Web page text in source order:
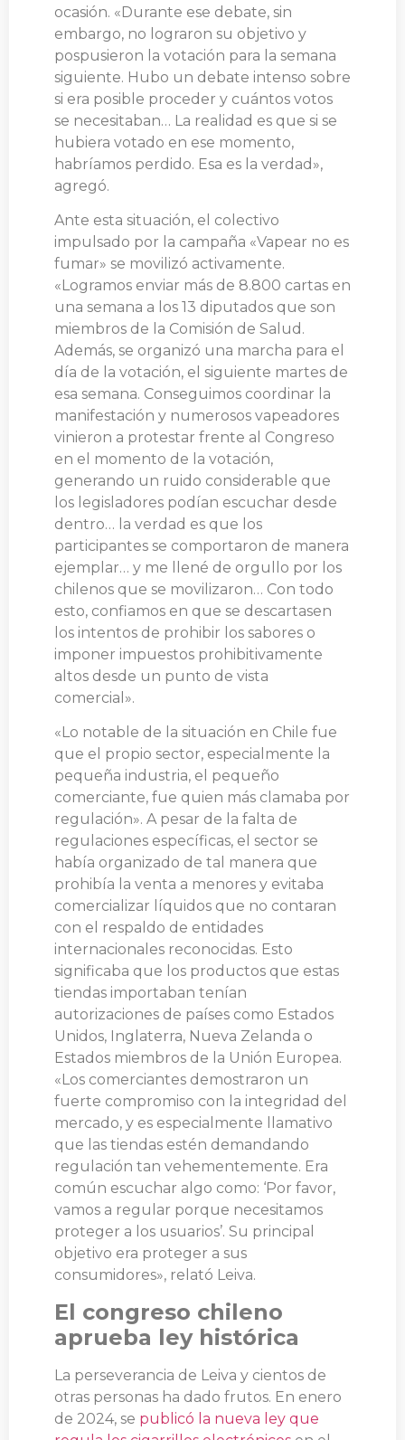
ocasión. «Durante ese debate, sin
embargo, no lograron su objetivo y
pospusieron la votación para la semana
siguiente. Hubo un debate intenso sobre
si era posible proceder y cuántos votos
se necesitaban… La realidad es que si se
hubiera votado en ese momento,
habríamos perdido. Esa es la verdad»,
agregó.
Ante esta situación, el colectivo
impulsado por la campaña «Vapear no es
fumar» se movilizó activamente.
«Logramos enviar más de 8.800 cartas en
una semana a los 13 diputados que son
miembros de la Comisión de Salud.
Además, se organizó una marcha para el
día de la votación, el siguiente martes de
esa semana. Conseguimos coordinar la
manifestación y numerosos vapeadores
vinieron a protestar frente al Congreso
en el momento de la votación,
generando un ruido considerable que
los legisladores podían escuchar desde
dentro… la verdad es que los
participantes se comportaron de manera
ejemplar… y me llené de orgullo por los
chilenos que se movilizaron… Con todo
esto, confiamos en que se descartasen
los intentos de prohibir los sabores o
imponer impuestos prohibitivamente
altos desde un punto de vista
comercial».
«Lo notable de la situación en Chile fue
que el propio sector, especialmente la
pequeña industria, el pequeño
comerciante, fue quien más clamaba por
regulación». A pesar de la falta de
regulaciones específicas, el sector se
había organizado de tal manera que
prohibía la venta a menores y evitaba
comercializar líquidos que no contaran
con el respaldo de entidades
internacionales reconocidas. Esto
significaba que los productos que estas
tiendas importaban tenían
autorizaciones de países como Estados
Unidos, Inglaterra, Nueva Zelanda o
Estados miembros de la Unión Europea.
«Los comerciantes demostraron un
fuerte compromiso con la integridad del
mercado, y es especialmente llamativo
que las tiendas estén demandando
regulación tan vehementemente. Era
común escuchar algo como: ‘Por favor,
vamos a regular porque necesitamos
proteger a los usuarios’. Su principal
objetivo era proteger a sus
consumidores», relató Leiva.
El congreso chileno
aprueba ley histórica
La perseverancia de Leiva y cientos de
otras personas ha dado frutos. En enero
de 2024, se publicó la nueva ley que